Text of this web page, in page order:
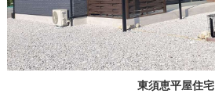
東須恵平屋住宅